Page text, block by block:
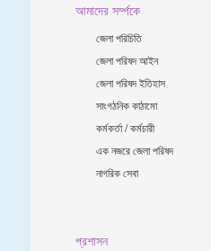
আমাদের সর্ম্পকে
জেলা পরিচিতি
জেলা পরিষদ আইন
জেলা পরিষদ ইতিহাস
সাংগঠনিক কাঠামো
কর্মকর্তা / কর্মচারী
এক নজরে জেলা পরিষদ
নাগরিক সেবা
প্রশাসন